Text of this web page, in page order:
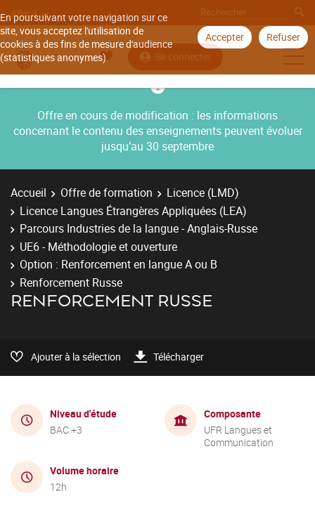
En poursuivant votre navigation sur ce
site, vous acceptez l'utilisation de
cookies à des fins de mesure d'audience
(statistiques anonymes).
Accepter Refuser
Aller à
Se connecter
Offre en cours de modification : les informations
concernant le contenu des enseignements peuvent évoluer
jusqu’au 30 septembre
Accueil Offre de formation
Licence (LMD)
Licence Langues Étrangères Appliquées (LEA)
Parcours Industries de la langue - Anglais-Russe
UE6 - Méthodologie et ouverture
Option : Renforcement en langue A ou B
Renforcement Russe
RENFORCEMENT RUSSE
Ajouter à la sélection Télécharger
Niveau d'étude
BAC +3
Composante
UFR Langues et
Communication
Volume horaire
12h